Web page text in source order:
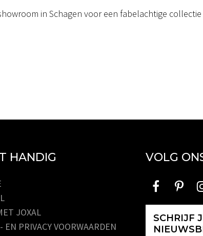
in Schagen voor een fabelachtige
HANDIG
JOXAL
EN PRIVACY VOORWAARDEN
VOLG
SCHRIJF